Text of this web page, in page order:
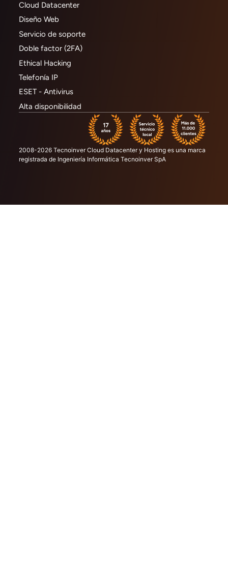
Cloud Datacenter
Diseño Web
Servicio de soporte
Doble factor (2FA)
Ethical Hacking
Telefonía IP
ESET - Antivirus
Alta disponibilidad
2008-2026 Tecnoinver Cloud Datacenter y Hosting es una marca
registrada de Ingeniería Informática Tecnoinver SpA